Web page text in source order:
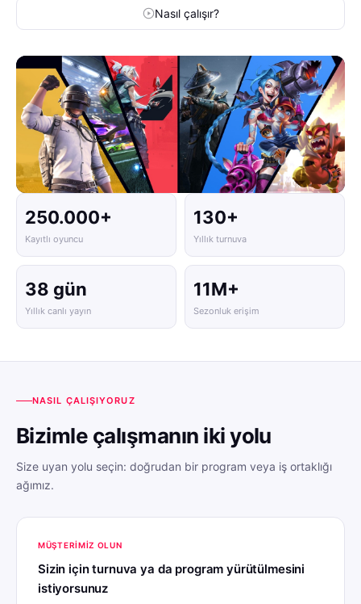
Nasıl çalışır?
250.000+
Kayıtlı oyuncu
130+
Yıllık turnuva
38 gün
Yıllık canlı yayın
11M+
Sezonluk erişim
NASIL ÇALIŞIYORUZ
Bizimle çalışmanın iki yolu
Size uyan yolu seçin: doğrudan bir program veya iş ortaklığı
ağımız.
MÜŞTERIMIZ OLUN
Sizin için turnuva ya da program yürütülmesini
istiyorsunuz